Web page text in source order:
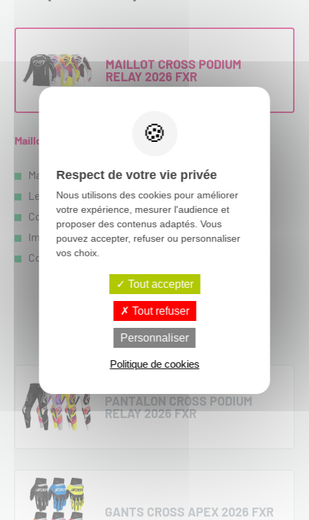
MAILLOT CROSS PODIUM
RELAY 2026 FXR
Maillot Cross FXR Podium Relay 2026 :
Maille à volants en polyester haut de gamme
Les fils absorbant l'humidité sèchent rapidement
Col avant profilé et poignets fuselés
Impressions par sublimation sans décoloration
Coupe ajustée
Voir le produit
PANTALON CROSS PODIUM
RELAY 2026 FXR
GANTS CROSS APEX 2026 FXR
Respect de votre vie privée
Nous utilisons des cookies pour améliorer
votre expérience, mesurer l'audience et
proposer des contenus adaptés. Vous
pouvez accepter, refuser ou personnaliser
vos choix.
Tout accepter
Tout refuser
Personnaliser
Politique de cookies